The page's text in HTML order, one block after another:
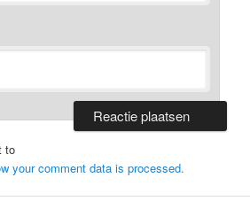
to
your comment data is processed.